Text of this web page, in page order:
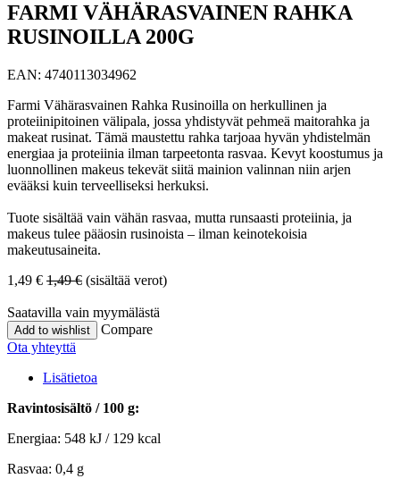
FARMI VÄHÄRASVAINEN RAHKA
RUSINOILLA 200G
EAN: 4740113034962
Farmi Vähärasvainen Rahka Rusinoilla on herkullinen ja
proteiinipitoinen välipala, jossa yhdistyvät pehmeä maitorahka ja
makeat rusinat. Tämä maustettu rahka tarjoaa hyvän yhdistelmän
energiaa ja proteiinia ilman tarpeetonta rasvaa. Kevyt koostumus ja
luonnollinen makeus tekevät siitä mainion valinnan niin arjen
evääksi kuin terveelliseksi herkuksi.
Tuote sisältää vain vähän rasvaa, mutta runsaasti proteiinia, ja
makeus tulee pääosin rusinoista – ilman keinotekoisia
makeutusaineita.
1,49 € 1,49€ (sisältää verot)
Saatavilla vain myymälästä
Add to wishlist
Compare
Ota yhteyttä
Lisätietoa
Ravintosisältö / 100 g:
Energiaa: 548 kJ / 129 kcal
Rasvaa: 0,4 g